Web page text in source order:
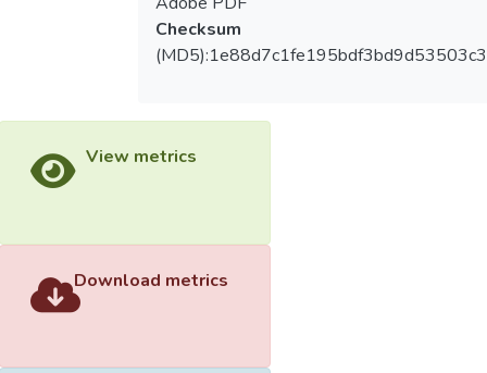
Checksum
View metrics
Download metrics